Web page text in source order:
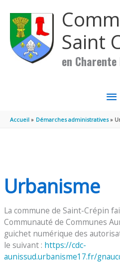
Saint
en
Accueil Démarches administratives
Urbanisme
La commune de Saint-Crépin
Communauté de Communes
guichet numérique des
le suivant : https://cdc-
aunissud.urbanisme17.fr/